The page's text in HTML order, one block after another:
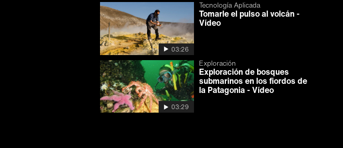
03:26
Tecnología Aplicada
Tomarle el pulso al volcán -
Vídeo
03:29
Exploración
Exploración de bosques
submarinos en los fiordos de
la Patagonia - Vídeo